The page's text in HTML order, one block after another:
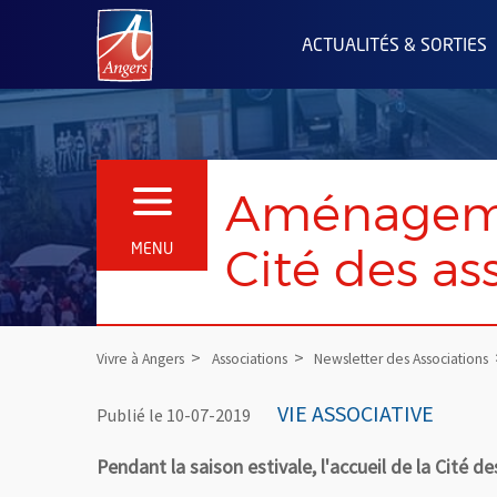
Angers.fr : Retour à l'accueil
ACTUALITÉS & SORTIES
MENU
OUVRIR LE MENU
Cité des
Vivre à Angers Associations Newsletter des Associations
Publié le 10-07-2019 VIE ASSOCIATIVE
Pendant la saison estivale, l'accueil de la Cité